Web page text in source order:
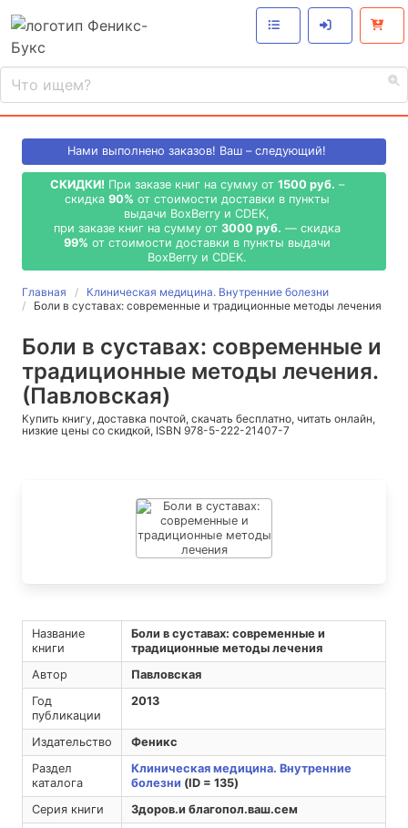
Нами выполнено заказов! Ваш – следующий!
СКИДКИ! При заказе книг на сумму от 1500 руб. –
скидка 90% от стоимости доставки в пункты
выдачи BoxBerry и CDEK,
при заказе книг на сумму от 3000 руб. — скидка
99% от стоимости доставки в пункты выдачи
BoxBerry и CDEK.
Главная
Клиническая медицина. Внутренние болезни
Боли в суставах: современные и традиционные методы лечения
Боли в суставах: современные и
традиционные методы лечения.
(Павловская)
Купить книгу, доставка почтой, скачать бесплатно, читать онлайн,
низкие цены со скидкой, ISBN 978-5-222-21407-7
Название
книги
Боли в суставах: современные и
традиционные методы лечения
Автор
Павловская
Год
публикации
2013
Издательство
Феникс
Раздел
каталога
Клиническая медицина. Внутренние
болезни (ID = 135)
Серия книги
Здоров.и благопол.ваш.сем